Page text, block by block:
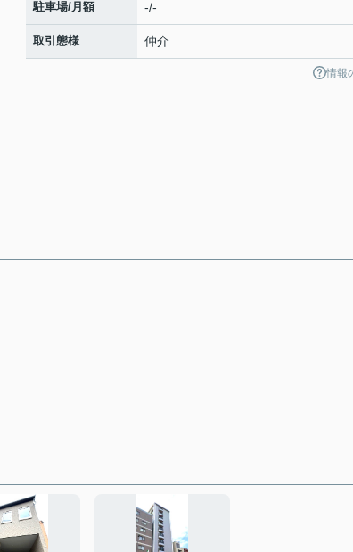
駐車場/月額 -/-
取引態様 仲介
情報